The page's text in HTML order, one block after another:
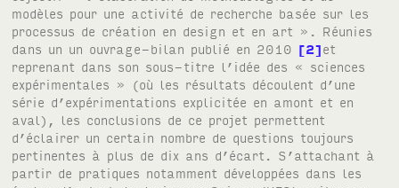
modèles pour une activité de recherche basée sur les
processus de création en design et en art ». Réunies
dans un un ouvrage-bilan publié en 2010
2 et
reprenant dans son sous-titre l’idée des « sciences
expérimentales » (où les résultats découlent d’une
série d’expérimentations explicitée en amont et en
aval), les conclusions de ce projet permettent
d’éclairer un certain nombre de questions toujours
pertinentes à plus de dix ans d’écart. S’attachant à
partir de pratiques notamment développées dans les